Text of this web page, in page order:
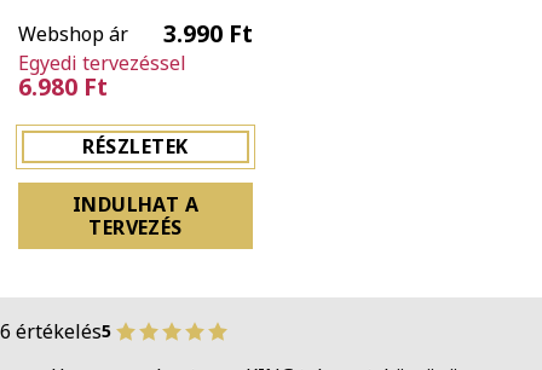
Webshop ár 3.990 Ft
Egyedi tervezéssel
6.980 Ft
RÉSZLETEK
INDULHAT A
TERVEZÉS
6 értékelés5